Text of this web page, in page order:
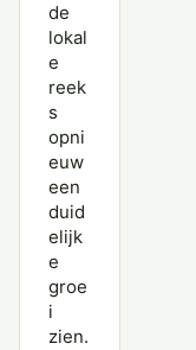
de
lokal
e
reek
s
opni
euw
een
duid
elijk
e
groe
i
zien.